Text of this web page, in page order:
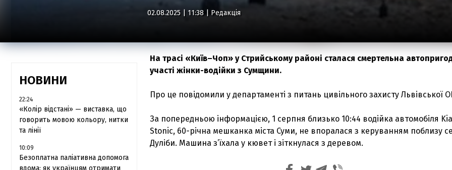
02.08.2025 | 11:38 | Редакція
НОВИНИ
22:24
«Колір відстані» — виставка, що
говорить мовою кольору, нитки
та лінії
10:09
Безоплатна паліативна допомога
вдома: як українцям отримати
На трасі «Київ–Чоп» у Стрийському районі сталася смертельна
участі жінки-водійки з Сумщини.
Про це повідомили у департаменті з питань цивільного захисту Львівської
За попередньою інформацією, 1 серпня близько 10:44 водійка автомобіля Kia
Stonic, 60-річна мешканка міста Суми, не впоралася з керуванням поблизу
Дуліби. Машина з’їхала у кювет і зіткнулася з деревом.